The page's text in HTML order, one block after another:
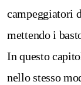
campeggiatori
mettendo i
In questo
nello stesso